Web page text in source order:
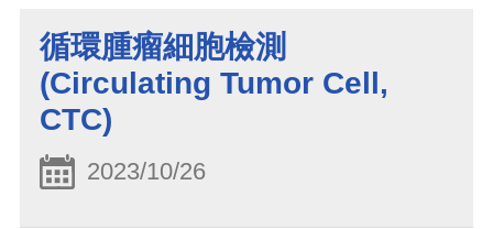
循環腫瘤細胞檢測
(Circulating Tumor Cell,
CTC)
2023/10/26